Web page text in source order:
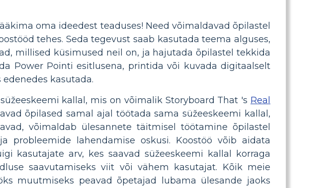
oma ideedest teaduses! Need võimaldavad õpilastel
tehes. Seda tegevust saab kasutada teema alguses,
millised küsimused neil on, ja hajutada õpilastel tekkida
Power Pointi esitlusena, printida või kuvada digitaalselt
kasutada.
kallal, mis on võimalik Storyboard That 's Real
õpilased samal ajal töötada sama süžeeskeemi kallal,
võimaldab ülesannete täitmisel töötamine õpilastel
probleemide lahendamise oskusi. Koostöö võib aidata
kasutajate arv, kes saavad süžeeskeemi kallal korraga
saavutamiseks viit või vähem kasutajat. Kõik meie
muutmiseks peavad õpetajad lubama ülesande jaoks